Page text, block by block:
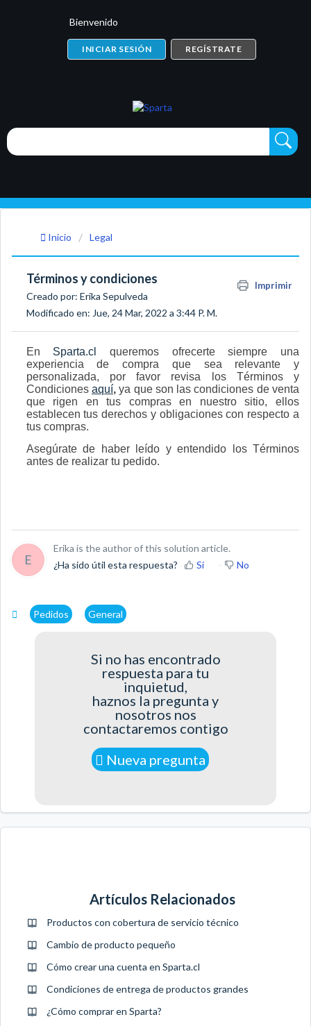
Bienvenido
INICIAR SESIÓN REGÍSTRATE
Inicio Legal
Términos y condiciones Imprimir
Creado por: Erika Sepulveda
Modificado en: Jue, 24 Mar, 2022 a 3:44 P. M.
En Sparta.cl
queremos ofrecerte siempre una
experiencia de compra que sea relevante y
personalizada, por favor revisa los Términos y
Condiciones aquí,ya que son las condiciones de venta
que rigen en tus compras en nuestro sitio, ellos
establecen tus derechos y obligaciones con respecto a
tus compras.
Asegúrate de haber leído y entendido los Términos
antes de realizar tu pedido.
E
Erika is the author of this solution article.
¿Ha sido útil esta respuesta?
Sí No
Pedidos General
Si no has encontrado
respuesta para tu
inquietud,
haznos la pregunta y
nosotros nos
contactaremos contigo
Nueva pregunta
Artículos Relacionados
Productos con cobertura de servicio técnico
Cambio de producto pequeño
Cómo crear una cuenta en Sparta.cl
Condiciones de entrega de productos grandes
¿Cómo comprar en Sparta?